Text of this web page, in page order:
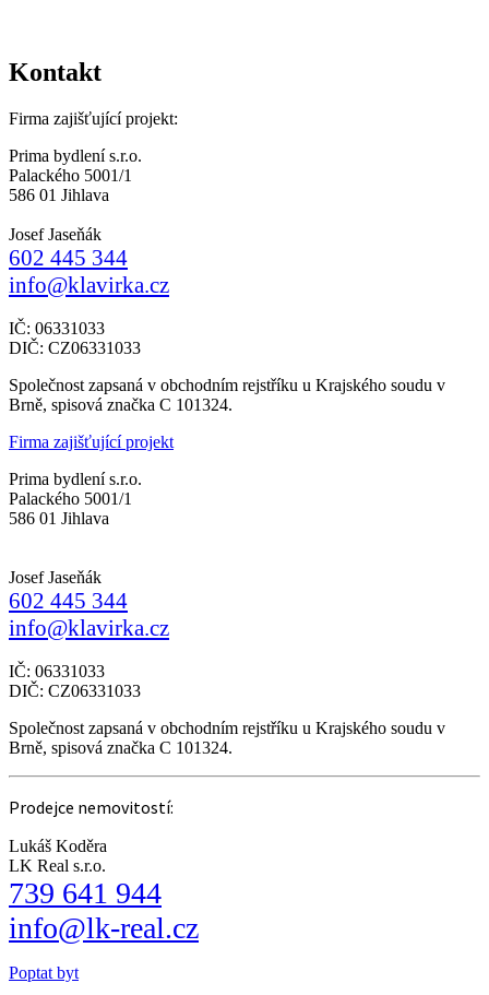
Kontakt
Firma zajišťující projekt:
Prima bydlení s.r.o.
Palackého 5001/1
586 01 Jihlava
Josef Jaseňák
602 445 344
info@klavirka.cz
IČ: 06331033
DIČ: CZ06331033
Společnost zapsaná v obchodním rejstříku u Krajského soudu v
Brně, spisová značka C 101324.
Firma zajišťující projekt
Prima bydlení s.r.o.
Palackého 5001/1
586 01 Jihlava
Josef Jaseňák
602 445 344
info@klavirka.cz
IČ: 06331033
DIČ: CZ06331033
Společnost zapsaná v obchodním rejstříku u Krajského soudu v
Brně, spisová značka C 101324.
Prodejce nemovitostí:
Lukáš Koděra
LK Real s.r.o.
739 641 944
info@lk-real.cz
Poptat byt